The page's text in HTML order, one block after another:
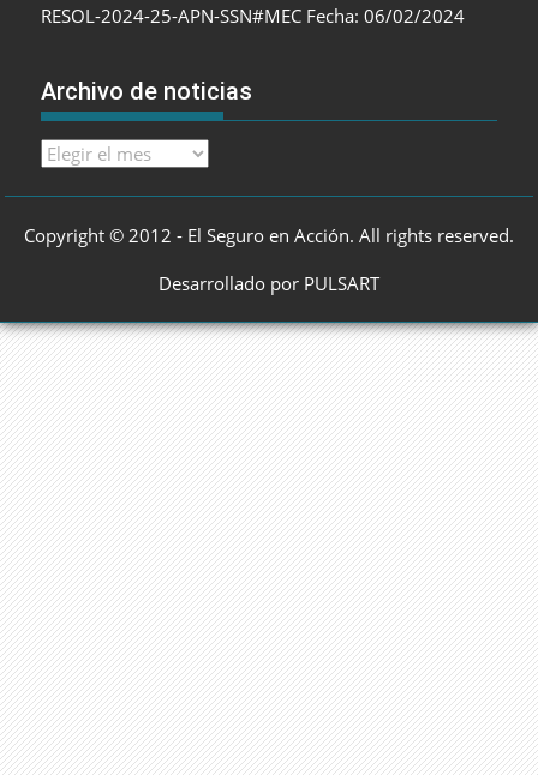
RESOL-2024-25-APN-SSN#MEC Fecha: 06/02/2024
Archivo de noticias
Archivo
Copyright © 2012 - El Seguro en Acción. All rights reserved.
Desarrollado por PULSART